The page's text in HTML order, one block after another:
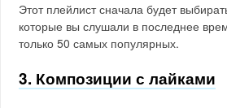
Этот плейлист сначала будет
которые вы слушали в последнее
только 50 самых популярных.
3. Композиции с лайками